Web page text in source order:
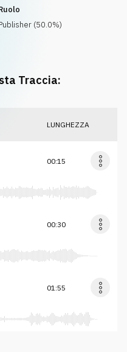
(50.0%)
Traccia:
LUNGHEZZA
00:15
00:30
01:55